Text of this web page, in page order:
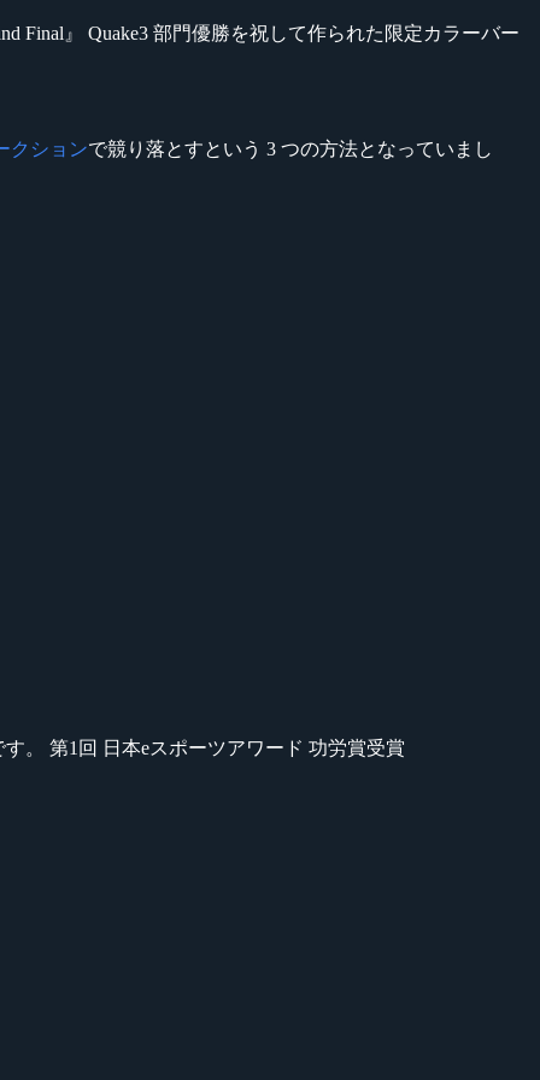
Final』 Quake3 部門優勝を祝して作られた限定カラーバー
クションで競り落とすという 3 つの方法となっていまし
。 第1回 日本eスポーツアワード 功労賞受賞